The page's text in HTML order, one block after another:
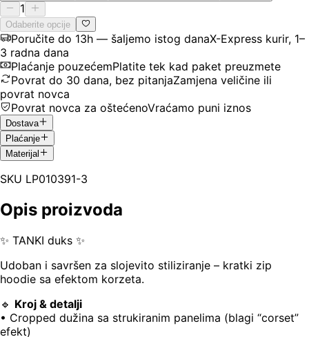
1
Odaberite opcije
Poručite do 13h — šaljemo istog danaX-Express kurir, 1–
3 radna dana
Plaćanje pouzećemPlatite tek kad paket preuzmete
Povrat do 30 dana, bez pitanjaZamjena veličine ili
povrat novca
Povrat novca za oštećenoVraćamo puni iznos
Dostava
Plaćanje
Materijal
SKU LP010391-3
Opis proizvoda
✨ TANKI duks ✨
Udoban i savršen za slojevito stiliziranje – kratki zip
hoodie sa efektom korzeta.
🔹 Kroj & detalji
• Cropped dužina sa strukiranim panelima (blagi “corset”
efekt)